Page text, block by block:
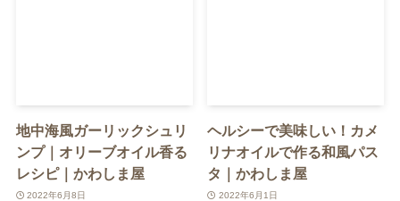
地中海風ガーリックシュリ
ンプ｜オリーブオイル香る
レシピ｜かわしま屋
2022年6月8日
ヘルシーで美味しい！カメ
リナオイルで作る和風パス
タ｜かわしま屋
2022年6月1日